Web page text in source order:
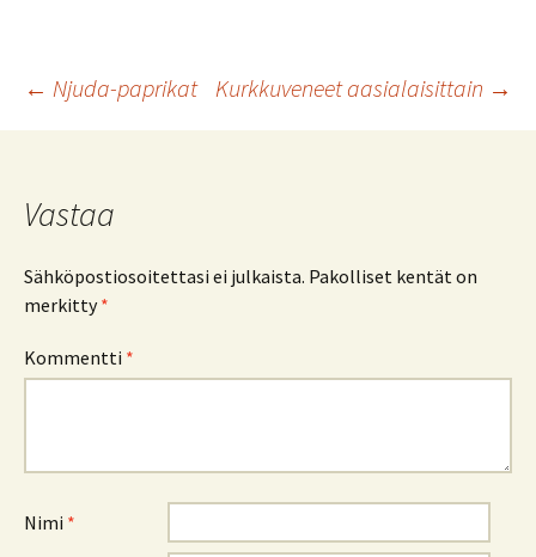
o
o
k
l
sA
p
p
e
Artikkelien
← Njuda-paprikat Kurkkuveneet aasialaisittain →
Vastaa
Sähköpostiosoitettasi ei julkaista. Pakolliset kentät on
merkitty*
Kommentti *
Nimi *